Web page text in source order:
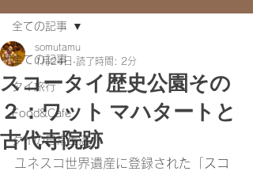
全ての記事
タイ旅行
Food&Cafe
タイの日常生活
全ての記事
スコータイ歴史公園その
２：ワット マハタートと
古代寺院跡
somutamu
1月24日 読了時間: 2分
ユネスコ世界遺産に登録された「
スコ